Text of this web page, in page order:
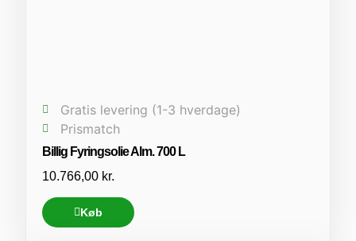
Gratis levering (1-3 hverdage)
Prismatch
Billig Fyringsolie Alm. 700 L
10.766,00 kr.
Køb